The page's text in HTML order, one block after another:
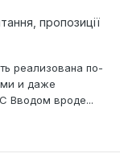
пропозиції
реализована по-
и даже
Вводом вроде...